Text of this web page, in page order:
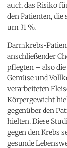
auch das Risiko
den Patienten,
um 31 %.
Darmkrebs-
anschließender
pflegten – also
Gemüse und
verarbeiteten
Körpergewicht
gegenüber den
hielten. Diese
gegen den Krebs
gesunde